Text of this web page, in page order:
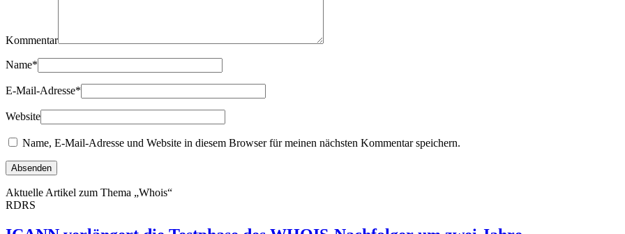
Kommentar
Name*
E-Mail-Adresse*
Website
Name, E-Mail-Adresse und Website in diesem Browser für meinen nächsten Kommentar speichern.
Aktuelle Artikel zum Thema „Whois“
RDRS